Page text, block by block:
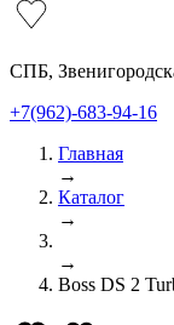
СПБ,
+7(962)-683-94-16
Главная
→
Каталог
→
→
Boss DS 2